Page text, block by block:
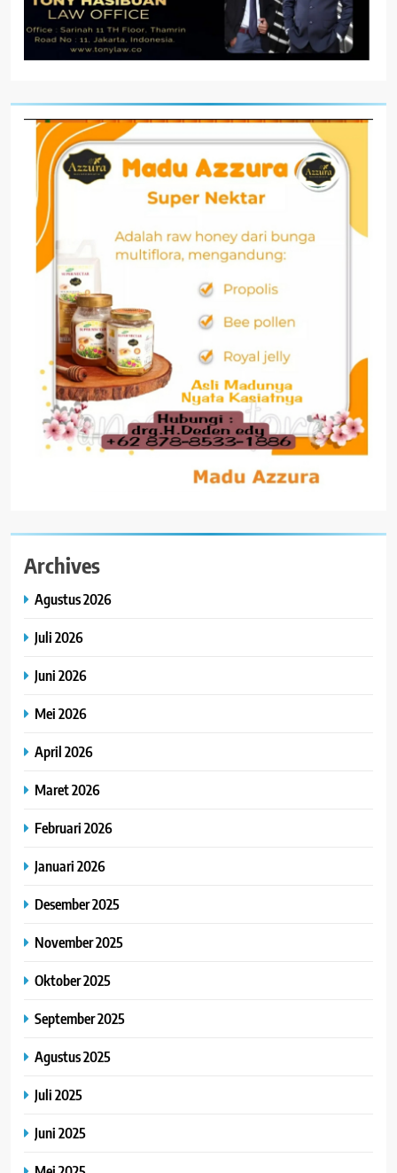
Archives
Agustus 2026
Juli 2026
Juni 2026
Mei 2026
April 2026
Maret 2026
Februari 2026
Januari 2026
Desember 2025
November 2025
Oktober 2025
September 2025
Agustus 2025
Juli 2025
Juni 2025